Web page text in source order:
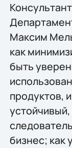
Максим
как
быть
продуктов,
бизнес; как